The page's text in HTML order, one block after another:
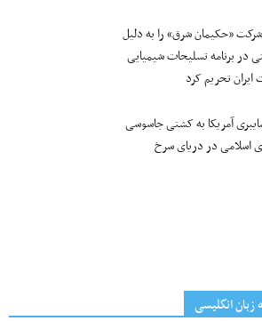
شرکت «حکیمان شرق» را به دلیل
در برنامه تسلیحات شیمیایی
تحریم کرد
آمریکا به کشتی جاسوسی
اسلامی در دریای سرخ
زبان انگلیسی